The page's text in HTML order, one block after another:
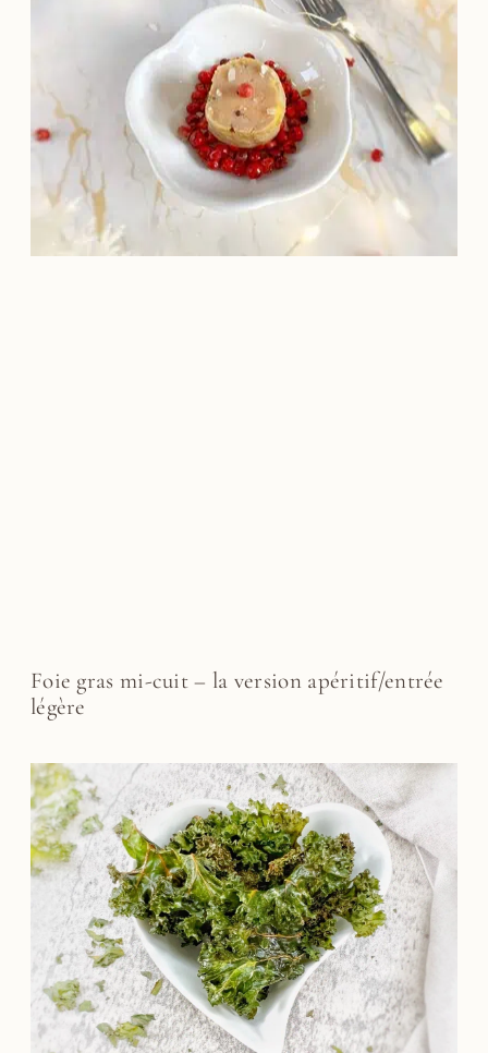
Foie gras mi-cuit – la version apéritif/entrée
légère